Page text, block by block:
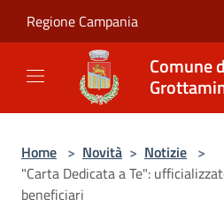
Regione Campania
Comune
Home > Novità > Notizie >
"Carta Dedicata a Te":
beneficiari